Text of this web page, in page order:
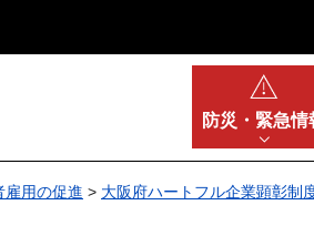
防災・ 緊急情
雇用の促進 > 大阪府ハートフル企業顕彰制